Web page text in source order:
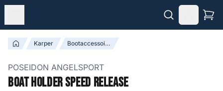
Karper Bootaccessoires
POSEIDON ANGELSPORT
Boat Holder Speed Release